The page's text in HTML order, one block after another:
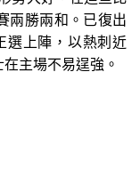
兩勝兩和。已復出
選上陣，以熱刺近
主場不易逞強。